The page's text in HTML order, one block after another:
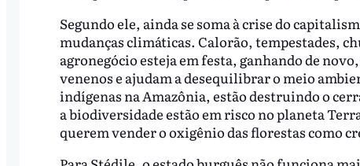
Segundo ele, ainda se soma à crise do
mudanças climáticas. Calorão, tempestades,
agronegócio esteja em festa, ganhando de
venenos e ajudam a desequilibrar o meio
indígenas na Amazônia, estão destruindo o
a biodiversidade estão em risco no planeta
querem vender o oxigênio das florestas como